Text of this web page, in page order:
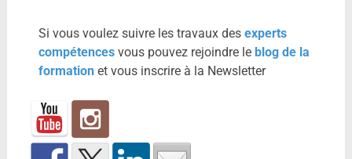
Si vous voulez suivre les travaux des experts
compétencesvous pouvez rejoindre le blog de la
formation et vous inscrire à la Newsletter